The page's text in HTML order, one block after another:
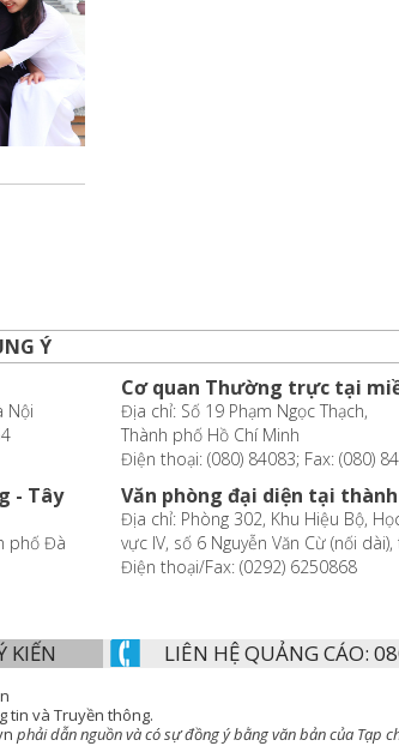
Ý
Nội
- Tây
phố Đà
Cơ quan Thường trực tại
Địa chỉ: Số 19 Phạm Ngọc Thạch,
Thành phố Hồ Chí Minh
Điện thoại: (080) 84083; Fax: (080)
Văn phòng đại diện tại
Địa chỉ: Phòng 302, Khu Hiệu Bộ,
vực IV, số 6 Nguyễn Văn Cừ (nối
Điện thoại/Fax: (0292) 6250868
KIẾN LIÊN HỆ QUẢNG CÁO:
tin và Truyền thông.
phải dẫn nguồn và có sự đồng ý bằng văn bản của Tạp